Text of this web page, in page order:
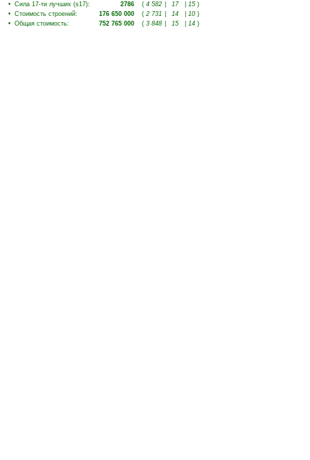
• Сила 17-ти лучших (s17): 2786 ( 4 582 17 15 )
• Стоимость строений: 176 650 000 ( 2 731 14 10 )
• Общая стоимость: 752 765 000 ( 3 848 15 14 )